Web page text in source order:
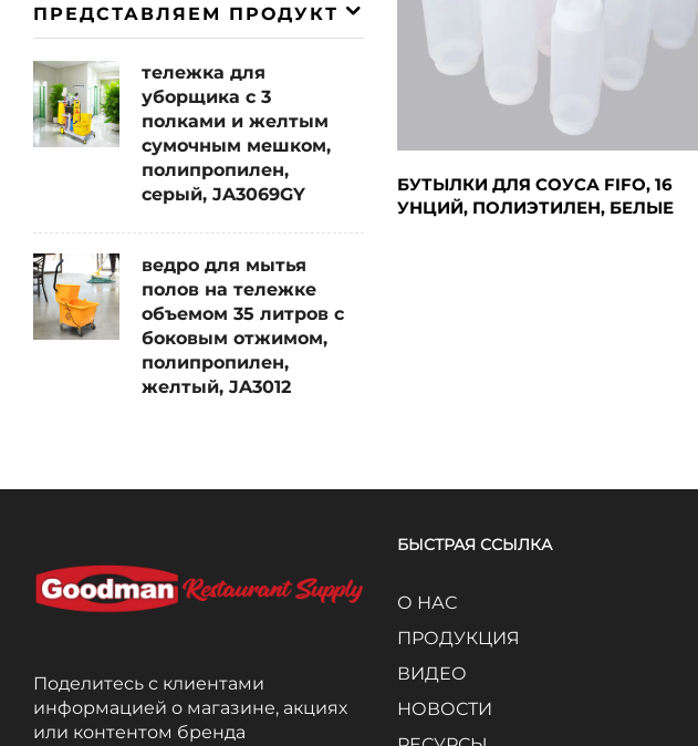
ПРЕДСТАВЛЯЕМ ПРОДУКТ
тележка для
уборщика с 3
полками и желтым
сумочным мешком,
полипропилен,
серый, JA3069GY
ведро для мытья
полов на тележке
объемом 35 литров с
боковым отжимом,
полипропилен,
желтый, JA3012
БУТЫЛКИ ДЛЯ СОУСА FIFO, 16
УНЦИЙ, ПОЛИЭТИЛЕН, БЕЛЫЕ
Поделитесь с клиентами
информацией о магазине, акциях
или контентом бренда
БЫСТРАЯ ССЫЛКА
О НАС
ПРОДУКЦИЯ
ВИДЕО
НОВОСТИ